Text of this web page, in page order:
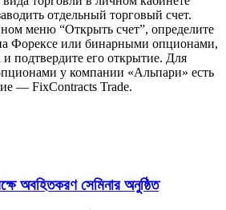
отдельный торговый счет.
меню “Открыть счет”, определите
Форексе или бинарными опционами,
подтвердите его открытие. Для
у компании «Альпари» есть
— FixContracts Trade.
অবহিতকরণ সেমিনার অনুষ্ঠিত